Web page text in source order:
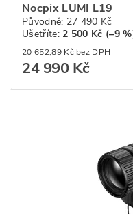
Nocpix LUMI L19
Původně: 27 490 Kč
Ušetříte: 2 500 Kč (–9
20 652,89 Kč bez DPH
24 990 Kč